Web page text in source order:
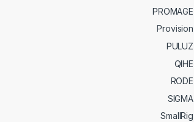
PROMAGE
Provision
PULUZ
QIHE
RODE
SIGMA
SmallRig